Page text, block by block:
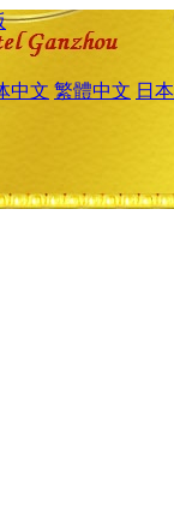
中文 繁體中文 日